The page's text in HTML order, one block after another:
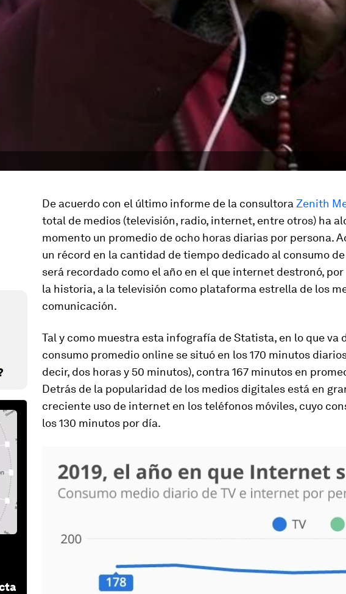
De acuerdo con el último informe de la consultora Zenith
total de medios (televisión, radio, internet, entre otros) ha
momento un promedio de ocho horas diarias por persona.
un récord en la cantidad de tiempo dedicado al consumo de
será recordado como el año en el que internet destronó,
la historia, a la televisión como plataforma estrella de los
comunicación.
Tal y como muestra esta infografía de Statista, en lo que va
consumo promedio online se situó en los 170 minutos
decir, dos horas y 50 minutos), contra 167 minutos en
Detrás de la popularidad de los medios digitales está en
creciente uso de internet en los teléfonos móviles, cuyo
los 130 minutos por día.